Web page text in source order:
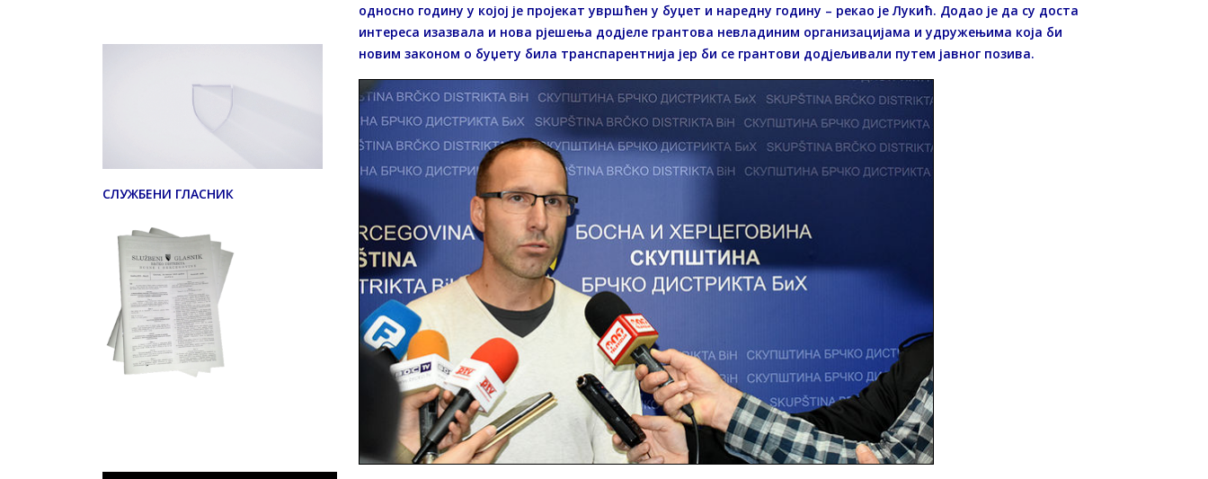
СЛУЖБЕНИ ГЛАСНИК
односно годину у којој је пројекат увршћен у буџет и наредну годину – рекао је Лукић. Додао је да су доста
интереса изазвала и нова рјешења додјеле грантова невладиним организацијама и удружењима која би
новим законом о буџету била транспарентнија јер би се грантови додјељивали путем јавног позива.